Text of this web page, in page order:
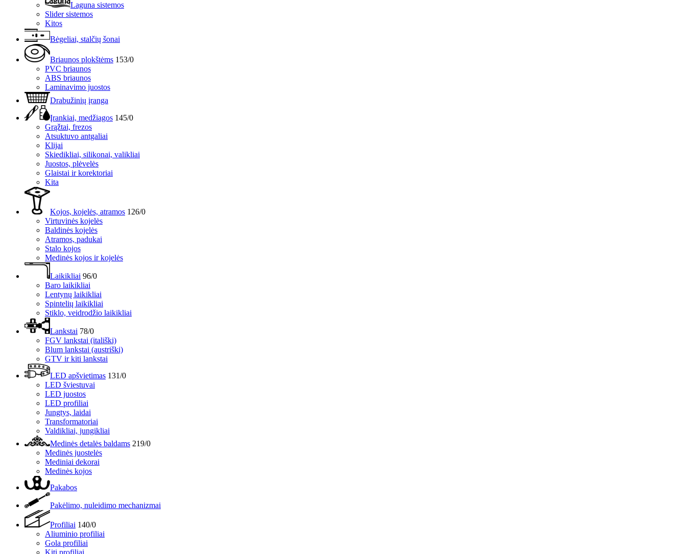
Laguna sistemos
Slider sistemos
Kitos
Bėgeliai, stalčių šonai
Briaunos plokštėms 153/0
PVC briaunos
ABS briaunos
Laminavimo juostos
Drabužinių įranga
Įrankiai, medžiagos 145/0
Grąžtai, frezos
Atsuktuvo antgaliai
Klijai
Skiedikliai, silikonai, valikliai
Juostos, plėvelės
Glaistai ir korektoriai
Kita
Kojos, kojelės, atramos 126/0
Virtuvinės kojelės
Baldinės kojelės
Atramos, padukai
Stalo kojos
Medinės kojos ir kojelės
Laikikliai 96/0
Baro laikikliai
Lentynų laikikliai
Spintelių laikikliai
Stiklo, veidrodžio laikikliai
Lankstai 78/0
FGV lankstai (itališki)
Blum lankstai (austriški)
GTV ir kiti lankstai
LED apšvietimas 131/0
LED šviestuvai
LED juostos
LED profiliai
Jungtys, laidai
Transformatoriai
Valdikliai, jungikliai
Medinės detalės baldams 219/0
Medinės juostelės
Mediniai dekorai
Medinės kojos
Pakabos
Pakėlimo, nuleidimo mechanizmai
Profiliai 140/0
Aliuminio profiliai
Gola profiliai
Kiti profiliai